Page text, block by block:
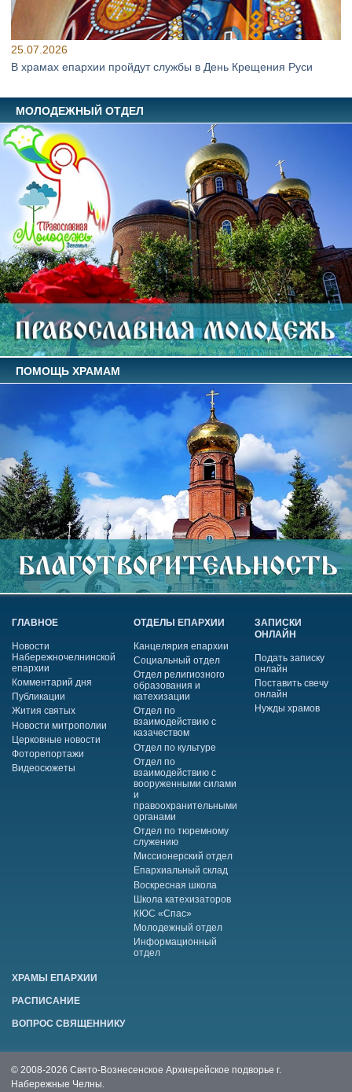
25.07.2026
В храмах епархии пройдут службы в День Крещения Руси
МОЛОДЕЖНЫЙ ОТДЕЛ
ПОМОЩЬ ХРАМАМ
ГЛАВНОЕ
Новости
Набережночелнинской
епархии
Комментарий дня
Публикации
Жития святых
Новости митрополии
Церковные новости
Фоторепортажи
Видеосюжеты
ОТДЕЛЫ ЕПАРХИИ
Канцелярия епархии
Социальный отдел
Отдел религиозного
образования и
катехизации
Отдел по
взаимодействию с
казачеством
Отдел по культуре
Отдел по
взаимодействию с
вооруженными силами
и
правоохранительными
органами
Отдел по тюремному
служению
Миссионерский отдел
Епархиальный склад
Воскресная школа
Школа катехизаторов
КЮС «Спас»
Молодежный отдел
Информационный
отдел
ЗАПИСКИ
ОНЛАЙН
Подать записку
онлайн
Поставить свечу
онлайн
Нужды храмов
ХРАМЫ ЕПАРХИИ
РАСПИСАНИЕ
ВОПРОС СВЯЩЕННИКУ
© 2008-2026 Свято-Вознесенское Архиерейское подворье г.
Набережные Челны.